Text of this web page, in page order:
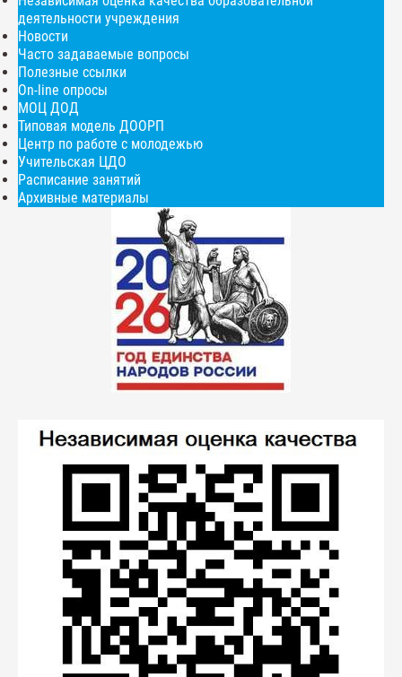
деятельности учреждения
Новости
Часто задаваемые вопросы
Полезные ссылки
On-line опросы
МОЦ ДОД
Типовая модель ДООРП
Центр по работе с молодежью
Учительская ЦДО
Расписание занятий
Архивные материалы